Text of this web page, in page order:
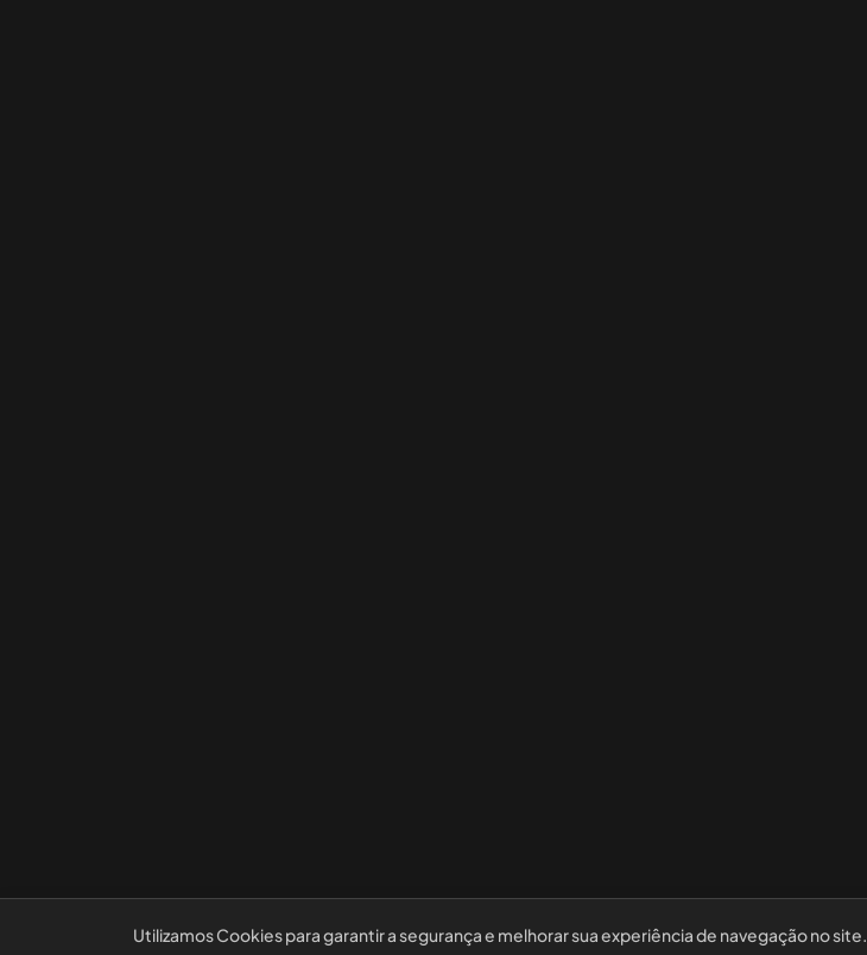
Utilizamos Cookies para garantir a segurança e melhorar sua experiência de navegação no site.